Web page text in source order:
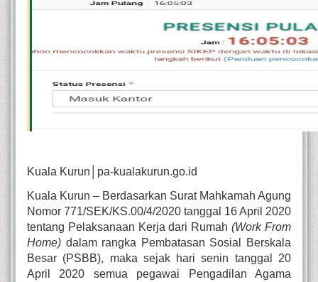
Kuala Kurun│pa-kualakurun.go.id
Kuala Kurun – Berdasarkan Surat Mahkamah Agung
Nomor 771/SEK/KS.00/4/2020 tanggal 16 April 2020
tentang Pelaksanaan Kerja dari Rumah (Work From
Home) dalam rangka Pembatasan Sosial Berskala
Besar (PSBB), maka sejak hari senin tanggal 20
April 2020 semua pegawai Pengadilan Agama